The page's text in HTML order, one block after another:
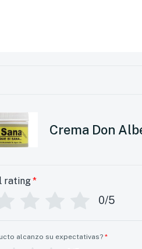
Crema Don
rating*
0/5
alcanzo su expectativas? *